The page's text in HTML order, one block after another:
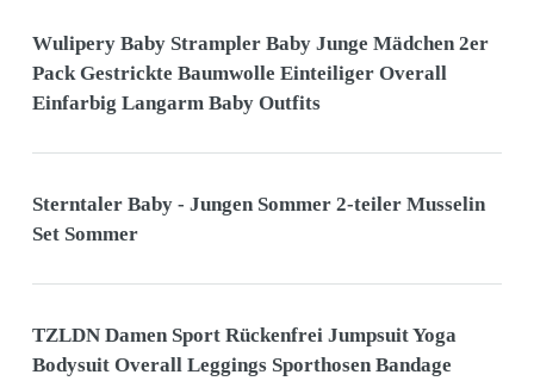
Wulipery Baby Strampler Baby Junge Mädchen 2er
Pack Gestrickte Baumwolle Einteiliger Overall
Einfarbig Langarm Baby Outfits
Sterntaler Baby - Jungen Sommer 2-teiler Musselin
Set Sommer
TZLDN Damen Sport Rückenfrei Jumpsuit Yoga
Bodysuit Overall Leggings Sporthosen Bandage